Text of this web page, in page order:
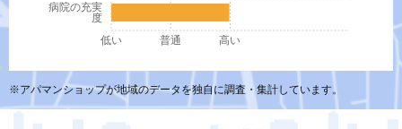
病院の充実
度
低い 普通 高い
※アパマンショップが地域のデータを独自に調査・集計しています。